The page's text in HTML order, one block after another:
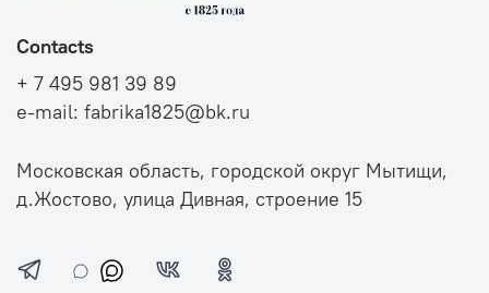
Contacts
+ 7 495 981 39 89
e-mail: fabrika1825@bk.ru
Московская область, городской округ Мытищи,
д.Жостово, улица Дивная, строение 15